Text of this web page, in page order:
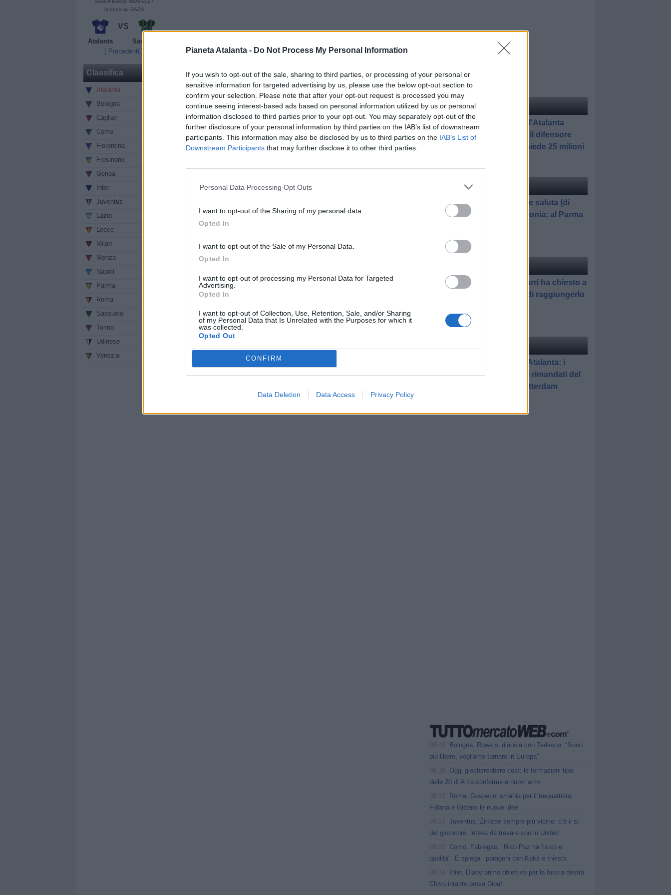
Pianeta Atalanta - Do Not Process My Personal Information
If you wish to opt-out of the sale, sharing to third parties, or processing of your personal or
sensitive information for targeted advertising by us, please use the below opt-out section to
confirm your selection. Please note that after your opt-out request is processed you may
continue seeing interest-based ads based on personal information utilized by us or personal
information disclosed to third parties prior to your opt-out. You may separately opt-out of the
further disclosure of your personal information by third parties on the IAB’s list of downstream
participants. This information may also be disclosed by us to third parties on the IAB’s List of
Downstream Participants that may further disclose it to other third parties.
Personal Data Processing Opt Outs
I want to opt-out of the Sharing of my personal data.
Opted In
I want to opt-out of the Sale of my Personal Data.
Opted In
I want to opt-out of processing my Personal Data for Targeted
Advertising.
Opted In
I want to opt-out of Collection, Use, Retention, Sale, and/or Sharing
of my Personal Data that Is Unrelated with the Purposes for which it
was collected.
Opted Out
CONFIRM
Data Deletion Data Access Privacy Policy
Serie A Enilive 2026-2027
in onda su DAZN
VS
Atalanta
Sassuolo
[ Precedenti ]
Classifica
Atalanta
Bologna
Cagliari
Como
Fiorentina
Frosinone
Genoa
Inter
Juventus
Lazio
Lecce
Milan
Monza
Napoli
Parma
Roma
Sassuolo
Torino
Udinese
Venezia
Calciomercato
Kristensen, l'Atalanta
rilancia: per il difensore
l'Udinese chiede 25 milioni
Calciomercato
El Bilal Toure saluta (di
nuovo) Zingonia: al Parma
Pedullà: «Sarri ha chiesto a
Romagnoli di raggiungerlo
all'Atalanta»
Feyenoord-Atalanta: i
promossi e i rimandati del
match di Rotterdam
Bologna, Rowe si rilancia con Tedesco: "Sono
più libero, vogliamo tornare in Europa"
Oggi giocherebbero così: le formazioni tipo
delle 20 di A tra conferme e nuovi arrivi
Roma, Gasperini smania per il trequartista:
Fofana e Gittens le nuove idee
Juventus, Zirkzee sempre più vicino: c’è il sì
del giocatore, intesa da trovare con lo United
Como, Fabregas: "Nico Paz ha fisico e
qualità". E spiega i paragoni con Kakà e Iniesta
Inter, Diaby primo obiettivo per la fascia destra.
Chivu intanto prova Diouf